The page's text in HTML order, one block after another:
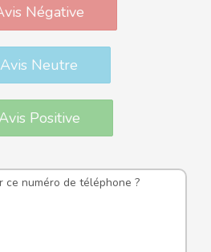
Négative
Avis Neutre
Positive